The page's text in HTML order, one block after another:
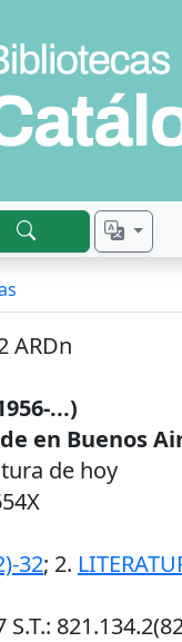
ARDn
...)
en Buenos
de hoy
32; 2.
S.T.: